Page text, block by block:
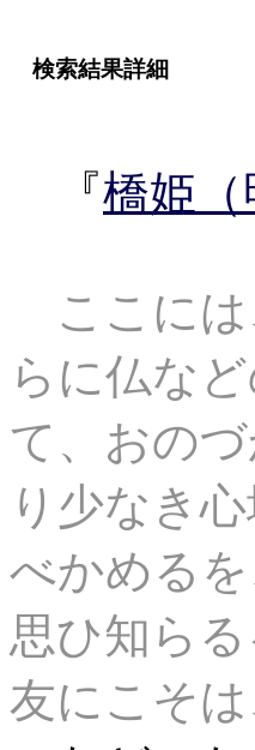
検索結果詳細
『橋姫（
ここには
らに仏な
て、おの
り少なき
べかめる
思ひ知ら
友にこそ